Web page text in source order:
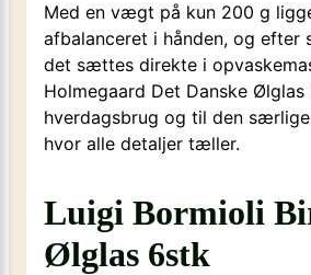
Med en vægt på kun 200 g
afbalanceret i hånden, og efter
det sættes direkte i
Holmegaard Det Danske
hverdagsbrug og til den
hvor alle detaljer tæller.
Luigi Bormioli
Ølglas 6stk